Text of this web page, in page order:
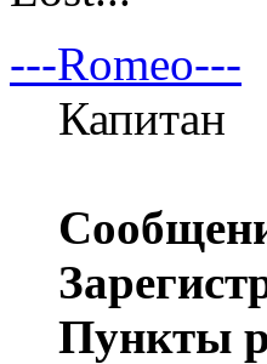
---Romeo---
Капитан
Пункты